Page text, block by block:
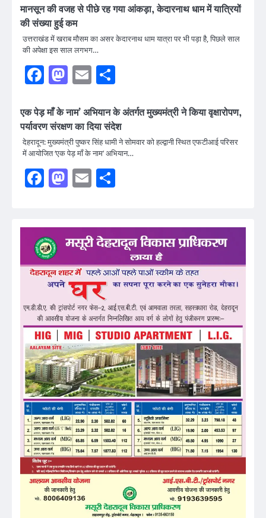
मानसून की वजह से पीछे रह गया आंकड़ा, केदारनाथ धाम में यात्रियों
की संख्या हुई कम
उत्तराखंड में खराब मौसम का असर केदारनाथ धाम यात्रा पर भी पड़ा है, पिछले साल
की अपेक्षा इस साल लगभग…
Facebook
Mastodon
Email
एक पेड़ माँ के नाम’ अभियान के अंतर्गत मुख्यमंत्री ने किया वृक्षारोपण,
पर्यावरण संरक्षण का दिया संदेश
देहरादून: मुख्यमंत्री पुष्कर सिंह धामी ने सोमवार को हल्द्वानी स्थित एफटीआई परिसर
में आयोजित ‘एक पेड़ माँ के नाम’ अभियान…
Facebook
Mastodon
Email